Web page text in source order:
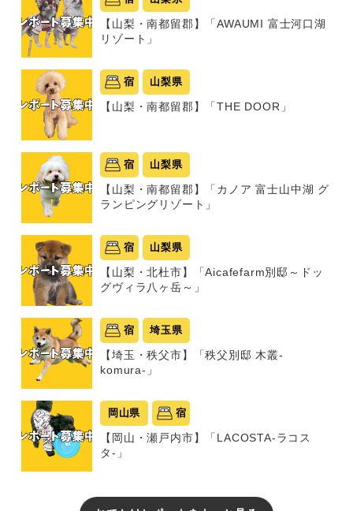
【山梨・南都留郡】「AWAUMI 富士河口湖
リゾート」
宿 山梨県
【山梨・南都留郡】「THE DOOR」
宿 山梨県
【山梨・南都留郡】「カノア 富士山中湖 グ
ランピングリゾート」
宿 山梨県
【山梨・北杜市】「Aicafefarm別邸～ドッ
グヴィラ八ヶ岳～」
宿 埼玉県
【埼玉・秩父市】「秩父別邸 木叢-
komura-」
岡山県 宿
【岡山・瀬戸内市】「LACOSTA-ラコス
タ-」